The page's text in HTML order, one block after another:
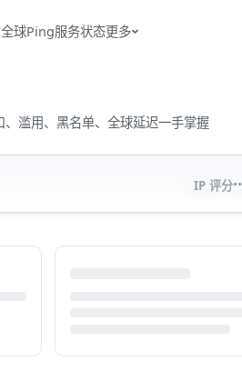
全球Ping服务状态更多
滥用、黑名单、全球延迟一手掌握
IP 评分··